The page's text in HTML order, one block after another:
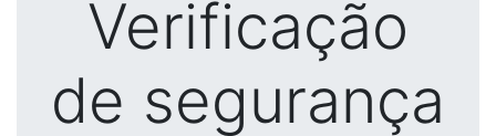
Verificação
de segurança